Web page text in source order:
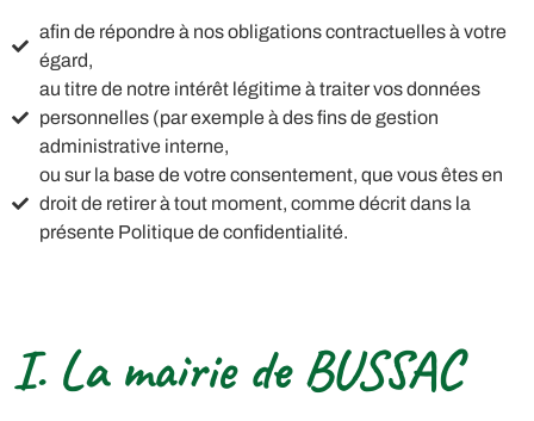
afin de répondre à nos obligations contractuelles à votre
égard,
au titre de notre intérêt légitime à traiter vos données
personnelles (par exemple à des fins de gestion
administrative interne,
ou sur la base de votre consentement, que vous êtes en
droit de retirer à tout moment, comme décrit dans la
présente Politique de confidentialité.
I. La mairie de BUSSAC